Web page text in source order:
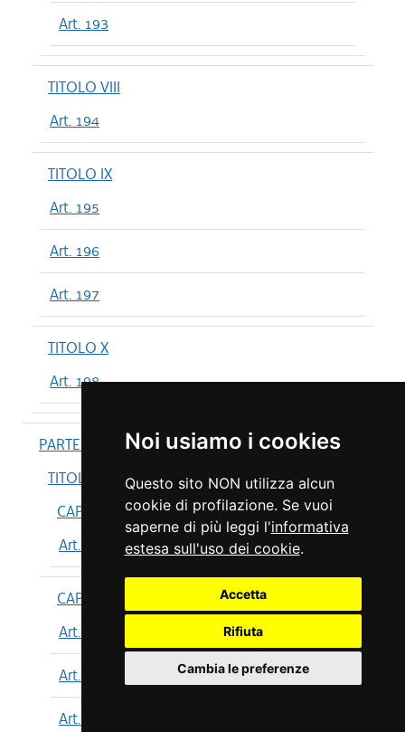
Noi usiamo i cookies
Questo sito NON utilizza alcun
cookie di profilazione. Se vuoi
saperne di più leggi l'informativa
estesa sull'uso dei cookie.
Accetta
Rifiuta
Cambia le preferenze
Art. 193
TITOLO VIII
Art. 194
TITOLO IX
Art. 195
Art. 196
Art. 197
TITOLO X
Art. 198
PARTE IV
TITOLO I
CAPO I
Art. 199
CAPO II
Art. 200
Art. 201
Art. 202